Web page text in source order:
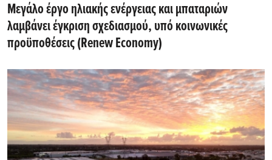
Μεγάλο έργο ηλιακής ενέργειας και μπαταριών
λαμβάνει έγκριση σχεδιασμού, υπό κοινωνικές
προϋποθέσεις (Renew Economy)